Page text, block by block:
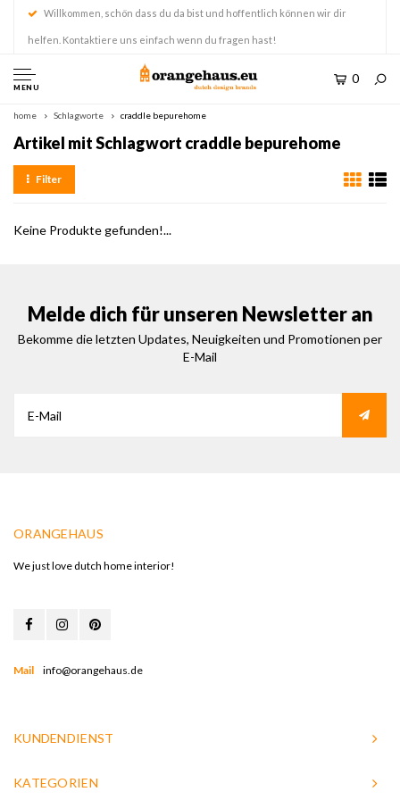
Willkommen, schön dass du da bist und hoffentlich können wir dir
helfen. Kontaktiere uns einfach wenn du fragen hast!
MENU
0
home Schlagworte craddle bepurehome
Artikel mit Schlagwort craddle bepurehome
Filter
Keine Produkte gefunden!...
Melde dich für unseren Newsletter an
Bekomme die letzten Updates, Neuigkeiten und Promotionen per
E-Mail
ORANGEHAUS
We just love dutch home interior!
Mail info@orangehaus.de
KUNDENDIENST
KATEGORIEN